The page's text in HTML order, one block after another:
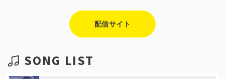
配信サイト
SONG LIST